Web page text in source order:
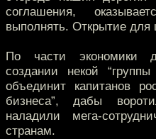
соглашения,
выполнять. Открытие для
По части экономики
создании некой
объединит капитанов
бизнеса”, дабы
наладили мега-
странам.